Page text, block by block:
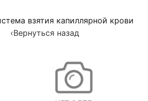
взятия капиллярной крови
‹Вернуться назад